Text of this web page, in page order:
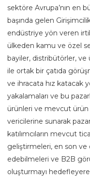
sektöre Avrupa’nın en
başında gelen
endüstriye yön veren
ülkeden kamu ve özel
bayiler, distribütörler, ve
ile ortak bir çatıda
ve ihracata hız katacak
yakalamaları ve bu
ürünleri ve mevcut ürün
vericilerine sunarak
katılımcıların mevcut
geliştirmeleri, en son
edebilmeleri ve B2B
oluşturmayı